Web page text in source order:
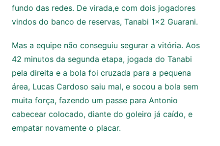
fundo das redes. De virada,e com dois jogadores
vindos do banco de reservas, Tanabi 1×2 Guarani.
Mas a equipe não conseguiu segurar a vitória. Aos
42 minutos da segunda etapa, jogada do Tanabi
pela direita e a bola foi cruzada para a pequena
área, Lucas Cardoso saiu mal, e socou a bola sem
muita força, fazendo um passe para Antonio
cabecear colocado, diante do goleiro já caído, e
empatar novamente o placar.